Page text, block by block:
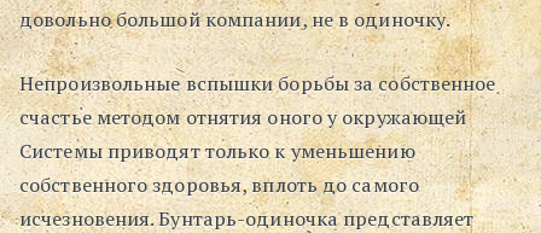
довольно большой компании, не в одиночку.
Непроизвольные вспышки борьбы за собственное
счастье методом отнятия оного у окружающей
Системы приводят только к уменьшению
собственного здоровья, вплоть до самого
исчезновения. Бунтарь-одиночка представляет